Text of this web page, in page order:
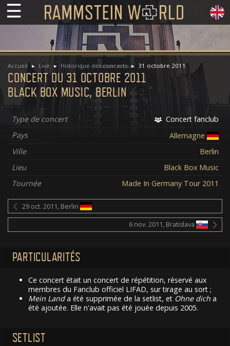
☰
Accueil Live Historique des concerts 31 octobre 2011
CONCERT DU 31 OCTOBRE 2011
BLACK BOX MUSIC, BERLIN
Type de concert
Concert fanclub
Pays
Allemagne
Ville
Berlin
Lieu
Black Box Music
Tournée
Made In Germany Tour 2011
29 oct. 2011, Berlin
6 nov. 2011, Bratislava
PARTICULARITÉS
Ce concert était un concert de répétition, réservé aux
membres du Fanclub officiel LIFAD, sur tirage au sort ;
Mein Landa été supprimée de la setlist, et Ohne dich a
été ajoutée. Elle n'avait pas été jouée depuis 2005.
SETLIST